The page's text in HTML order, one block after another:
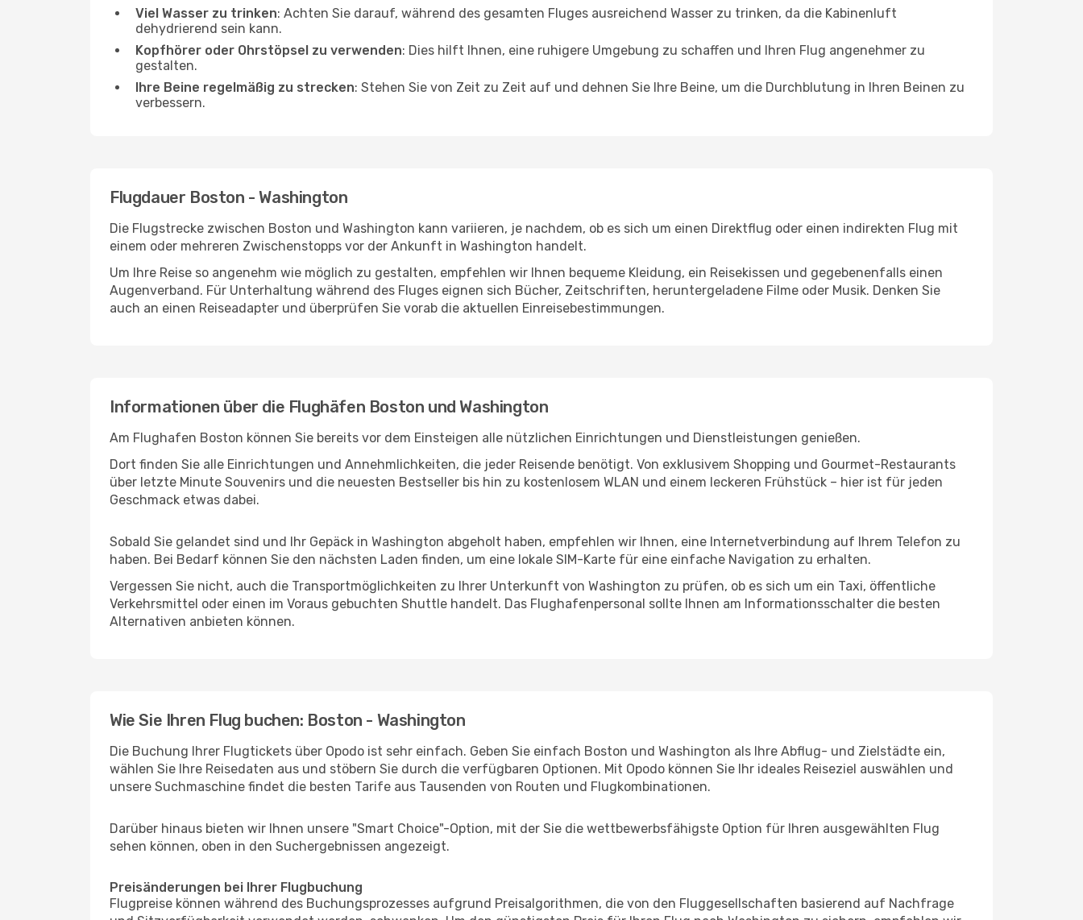
Viel Wasser zu trinken: Achten Sie darauf, während des gesamten Fluges ausreichend Wasser zu trinken, da die Kabinenluft
dehydrierend sein kann.
Kopfhörer oder Ohrstöpsel zu verwenden: Dies hilft Ihnen, eine ruhigere Umgebung zu schaffen und Ihren Flug angenehmer zu
gestalten.
Ihre Beine regelmäßig zu strecken: Stehen Sie von Zeit zu Zeit auf und dehnen Sie Ihre Beine, um die Durchblutung in Ihren Beinen zu
verbessern.
Flugdauer Boston - Washington
Die Flugstrecke zwischen Boston und Washington kann variieren, je nachdem, ob es sich um einen Direktflug oder einen indirekten Flug mit
einem oder mehreren Zwischenstopps vor der Ankunft in Washington handelt.
Um Ihre Reise so angenehm wie möglich zu gestalten, empfehlen wir Ihnen bequeme Kleidung, ein Reisekissen und gegebenenfalls einen
Augenverband. Für Unterhaltung während des Fluges eignen sich Bücher, Zeitschriften, heruntergeladene Filme oder Musik. Denken Sie
auch an einen Reiseadapter und überprüfen Sie vorab die aktuellen Einreisebestimmungen.
Informationen über die Flughäfen Boston und Washington
Am Flughafen Boston können Sie bereits vor dem Einsteigen alle nützlichen Einrichtungen und Dienstleistungen genießen.
Dort finden Sie alle Einrichtungen und Annehmlichkeiten, die jeder Reisende benötigt. Von exklusivem Shopping und Gourmet-Restaurants
über letzte Minute Souvenirs und die neuesten Bestseller bis hin zu kostenlosem WLAN und einem leckeren Frühstück – hier ist für jeden
Geschmack etwas dabei.
Sobald Sie gelandet sind und Ihr Gepäck in Washington abgeholt haben, empfehlen wir Ihnen, eine Internetverbindung auf Ihrem Telefon zu
haben. Bei Bedarf können Sie den nächsten Laden finden, um eine lokale SIM-Karte für eine einfache Navigation zu erhalten.
Vergessen Sie nicht, auch die Transportmöglichkeiten zu Ihrer Unterkunft von Washington zu prüfen, ob es sich um ein Taxi, öffentliche
Verkehrsmittel oder einen im Voraus gebuchten Shuttle handelt. Das Flughafenpersonal sollte Ihnen am Informationsschalter die besten
Alternativen anbieten können.
Wie Sie Ihren Flug buchen: Boston - Washington
Die Buchung Ihrer Flugtickets über Opodo ist sehr einfach. Geben Sie einfach Boston und Washington als Ihre Abflug- und Zielstädte ein,
wählen Sie Ihre Reisedaten aus und stöbern Sie durch die verfügbaren Optionen. Mit Opodo können Sie Ihr ideales Reiseziel auswählen und
unsere Suchmaschine findet die besten Tarife aus Tausenden von Routen und Flugkombinationen.
Darüber hinaus bieten wir Ihnen unsere "Smart Choice"-Option, mit der Sie die wettbewerbsfähigste Option für Ihren ausgewählten Flug
sehen können, oben in den Suchergebnissen angezeigt.
Preisänderungen bei Ihrer Flugbuchung
Flugpreise können während des Buchungsprozesses aufgrund Preisalgorithmen, die von den Fluggesellschaften basierend auf Nachfrage